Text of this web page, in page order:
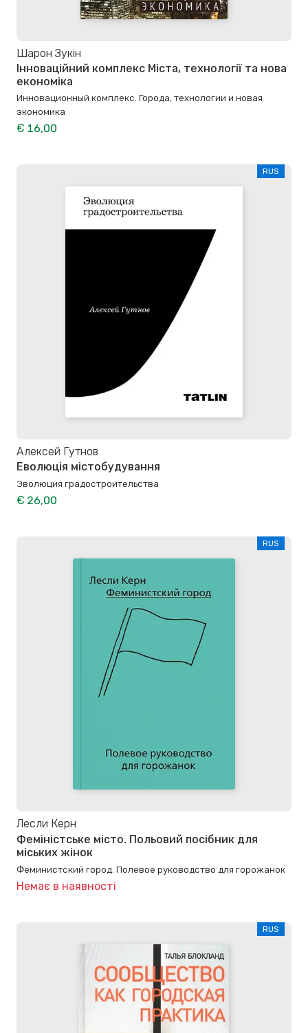
Шарон Зукін
Інноваційний комплекс Міста, технології та нова
економіка
Инновационный комплекс. Города, технологии и новая
экономика
€ 16,00
RUS
Алексей Гутнов
Еволюція містобудування
Эволюция градостроительства
€ 26,00
RUS
Лесли Керн
Феміністське місто. Польовий посібник для
міських жінок
Феминистский город. Полевое руководство для горожанок
Немає в наявності
RUS